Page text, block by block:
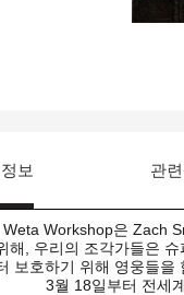
보 관
Weta Workshop은 Zach
해, 우리의 조각가들은
보호하기 위해 영웅들
3월 18일부터 전세